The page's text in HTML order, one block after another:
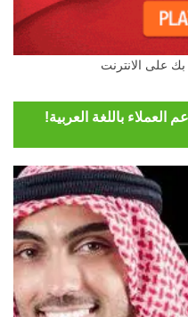
العملاء باللغة العربية!